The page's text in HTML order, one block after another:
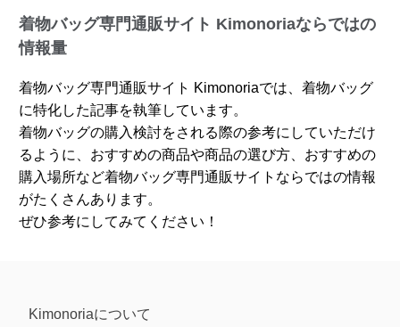
着物バッグ専門通販サイト Kimonoriaならではの
情報量
着物バッグ専門通販サイト Kimonoriaでは、着物バッグ
に特化した記事を執筆しています。
着物バッグの購入検討をされる際の参考にしていただけ
るように、おすすめの商品や商品の選び方、おすすめの
購入場所など着物バッグ専門通販サイトならではの情報
がたくさんあります。
ぜひ参考にしてみてください！
Kimonoriaについて